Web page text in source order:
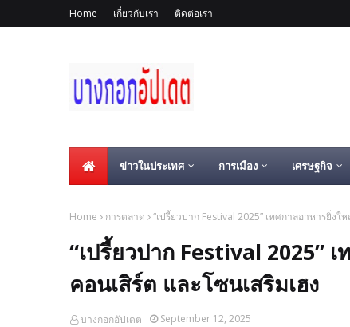
Home เกี่ยวกับเรา ติดต่อเรา
ข่าวในประเทศ การเมือง เศรษฐกิจ
Home การตลาด “เปรี้ยวปาก Festival 2025” เทศกาลอาหารยิ่ง
“เปรี้ยวปาก Festival 2025”
คอนเสิร์ต และโซนเสริมเฮง
บางกอกอัปเดต September 12, 2025